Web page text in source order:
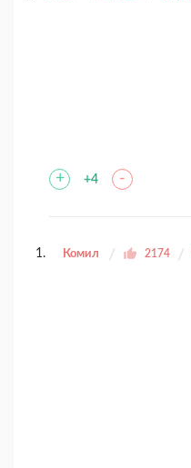
+ +4 -
Комил 2174